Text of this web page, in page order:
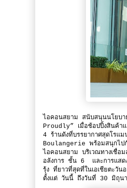
ไอคอนสยาม สนับสนุนนโยบ
Proudly” เมื่อช้อปปิ้งสินค้า
4 ร้านดังที่บรรยากาศสุดโ
Boulangerie พร้อมสนุกไปกั
ไอคอนสยาม บริเวณทางเชื่
อลังการ ชั้น 6 และการแสด
รุ้ง ที่ยาวที่สุดที่ในเอเชียตะวัน
ตั้งแต่ วันนี้ ถึงวันที่ 30 มิถุน